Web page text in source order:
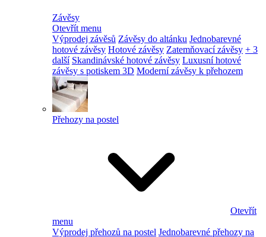
Závěsy
Otevřít menu
Výprodej závěsů Závěsy do altánku Jednobarevné
hotové závěsy Hotové závěsy Zatemňovací závěsy + 3
další Skandinávské hotové závěsy Luxusní hotové
závěsy s potiskem 3D Moderní závěsy k přehozem
Přehozy na postel
Otevřít
menu
Výprodej přehozů na postel Jednobarevné přehozy na